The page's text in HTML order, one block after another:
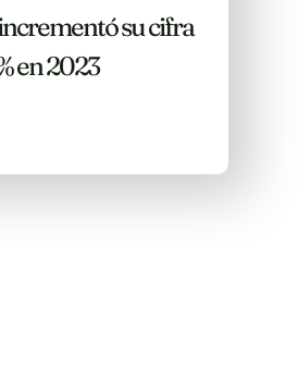
su cifra
en 2023